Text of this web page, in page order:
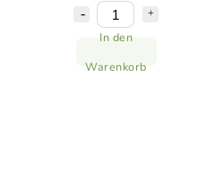
In den
Warenkorb